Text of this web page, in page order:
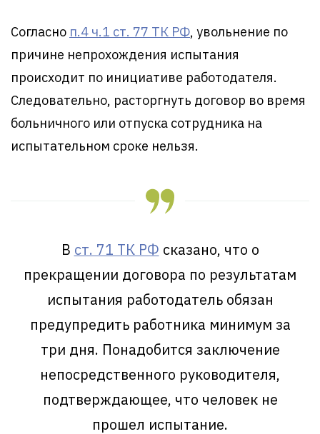
Согласно п.4 ч.1 ст. 77 ТК РФ, увольнение по
причине непрохождения испытания
происходит по инициативе работодателя.
Следовательно, расторгнуть договор во время
больничного или отпуска сотрудника на
испытательном сроке нельзя.
В ст. 71 ТК РФ сказано, что о
прекращении договора по результатам
испытания работодатель обязан
предупредить работника минимум за
три дня. Понадобится заключение
непосредственного руководителя,
подтверждающее, что человек не
прошел испытание.